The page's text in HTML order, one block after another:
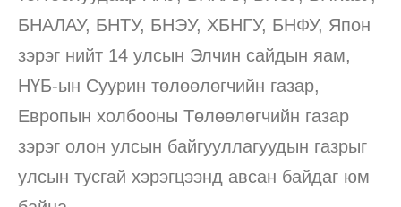
БНАЛАУ, БНТУ, БНЭУ, ХБНГУ, БНФУ, Япон
зэрэг нийт 14 улсын Элчин сайдын яам,
НҮБ-ын Суурин төлөөлөгчийн газар,
Европын холбооны Төлөөлөгчийн газар
зэрэг олон улсын байгууллагуудын газрыг
улсын тусгай хэрэгцээнд авсан байдаг юм